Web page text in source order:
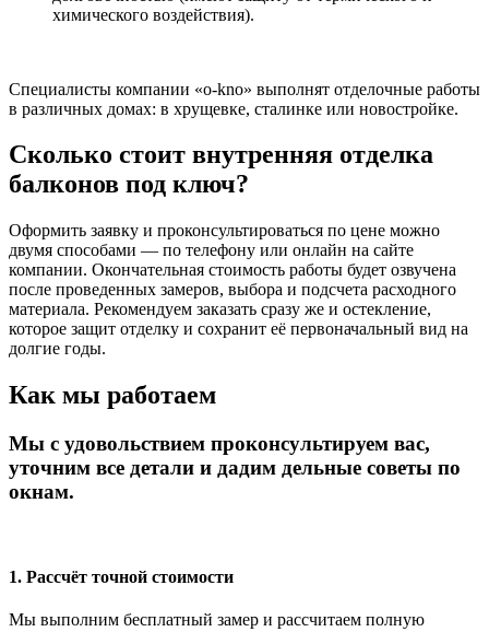
химического воздействия).
Специалисты компании «o-kno» выполнят отделочные работы
в различных домах: в хрущевке, сталинке или новостройке.
Сколько стоит внутренняя отделка
балконов под ключ?
Оформить заявку и проконсультироваться по цене можно
двумя способами — по телефону или онлайн на сайте
компании. Окончательная стоимость работы будет озвучена
после проведенных замеров, выбора и подсчета расходного
материала. Рекомендуем заказать сразу же и остекление,
которое защит отделку и сохранит её первоначальный вид на
долгие годы.
Как мы работаем
Мы с удовольствием проконсультируем вас,
уточним все детали и дадим дельные советы по
окнам.
1. Рассчёт точной стоимости
Мы выполним бесплатный замер и рассчитаем полную